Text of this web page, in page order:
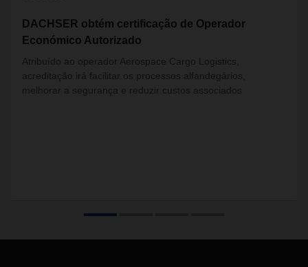
DACHSER obtém certificação de Operador
Económico Autorizado
Atribuído ao operador Aerospace Cargo Logistics,
acreditação irá facilitar os processos alfandegários,
melhorar a segurança e reduzir custos associados